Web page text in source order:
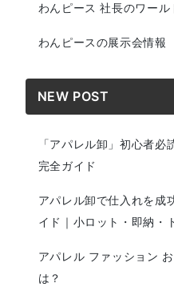
わんピース 社長のワール
わんピースの展示会情報
NEW POST
「アパレル卸」初心者
完全ガイド
アパレル卸で仕入れを成
イド｜小ロット・即納・
アパレル ファッション
は？